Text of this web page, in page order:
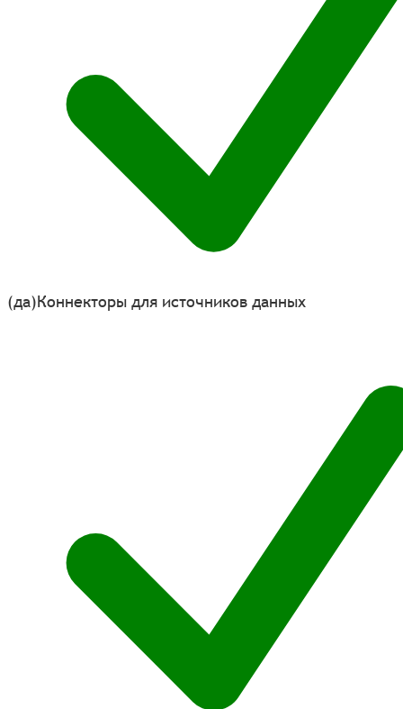
(да)Коннекторы для источников данных